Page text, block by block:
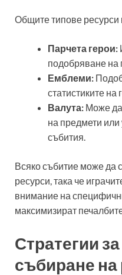
Общите типове ресурси
Парчета герои:
подобряване на
Емблеми:
статистиките на
Валута: Може да
на предмети или
събития.
Всяко събитие може да
ресурси, така че
внимание на
максимизират
Стратегии
събиране на